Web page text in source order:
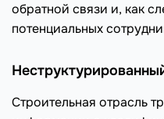
обратной связи и, как
потенциальных
Строительная отрасль